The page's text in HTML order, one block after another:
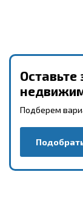
Подберем